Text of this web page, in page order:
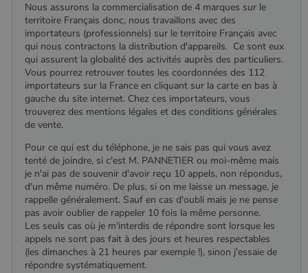
Nous assurons la commercialisation de 4 marques sur le
territoire Français donc, nous travaillons avec des
importateurs (professionnels) sur le territoire Français avec
qui nous contractons la distribution d'appareils. Ce sont eux
qui assurent la globalité des activités auprès des particuliers.
Vous pourrez retrouver toutes les coordonnées des 112
importateurs sur la France en cliquant sur la carte en bas à
gauche du site internet. Chez ces importateurs, vous
trouverez des mentions légales et des conditions générales
de vente.
Pour ce qui est du téléphone, je ne sais pas qui vous avez
tenté de joindre, si c'est M. PANNETIER ou moi-même mais
je n'ai pas de souvenir d'avoir reçu 10 appels, non répondus,
d'un même numéro. De plus, si on me laisse un message, je
rappelle généralement. Sauf en cas d'oubli mais je ne pense
pas avoir oublier de rappeler 10 fois la même personne.
Les seuls cas où je m'interdis de répondre sont lorsque les
appels ne sont pas fait à des jours et heures respectables
(les dimanches à 21 heures par exemple !), sinon j'essaie de
répondre systématiquement.